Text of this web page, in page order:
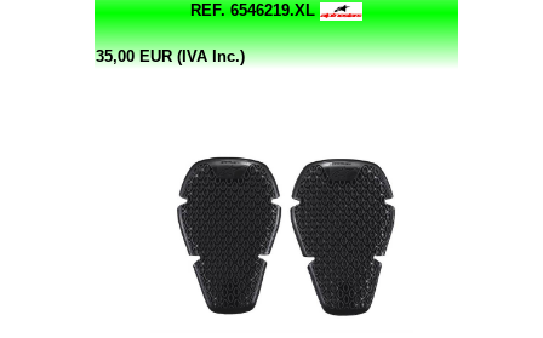
REF. 6546219.XL
35,00 EUR (IVA Inc.)